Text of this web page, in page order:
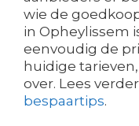
wie de
in Opheylissem
eenvoudig de
huidige
over. Lees
bespaartips.